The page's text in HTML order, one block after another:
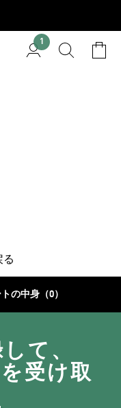
1
る
の中身（0）
て、
を受け取